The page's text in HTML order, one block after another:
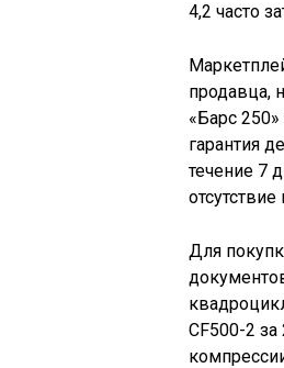
4,2 часто
продавца,
«Барс
гарантия
течение 7
Для
CF500-2